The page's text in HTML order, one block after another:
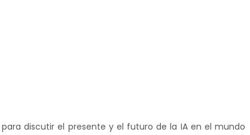
discutir el presente y el futuro de la IA en el mundo